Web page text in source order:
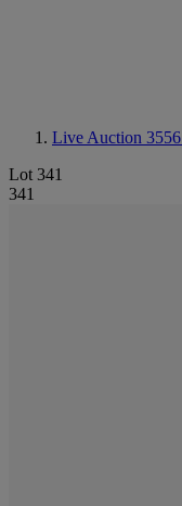
Live Auction 3556
Lot 341
341